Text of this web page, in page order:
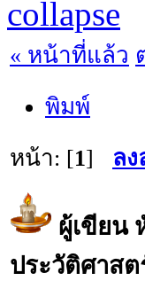
« หน้าที่แล้ว
พิมพ์
หน้า: [1] ลง
ผู้เขียน
ประวัติศาสต